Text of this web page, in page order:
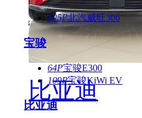
125P北汽威旺306
宝骏
64P宝骏E300
109P宝骏KiWi EV
比亚迪
比亚迪